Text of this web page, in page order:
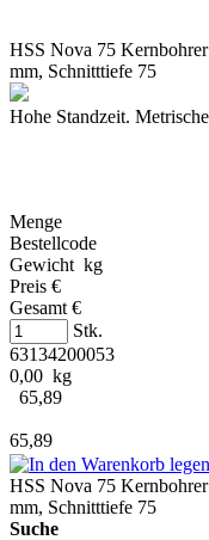
HSS Nova 75
mm, Schnitttiefe 75
Hohe Standzeit.
Menge
Bestellcode
Gewicht kg
Preis €
Gesamt €
Stk.
63134200053
0,00 kg
65,89
65,89
HSS Nova 75
mm, Schnitttiefe 75
Suche